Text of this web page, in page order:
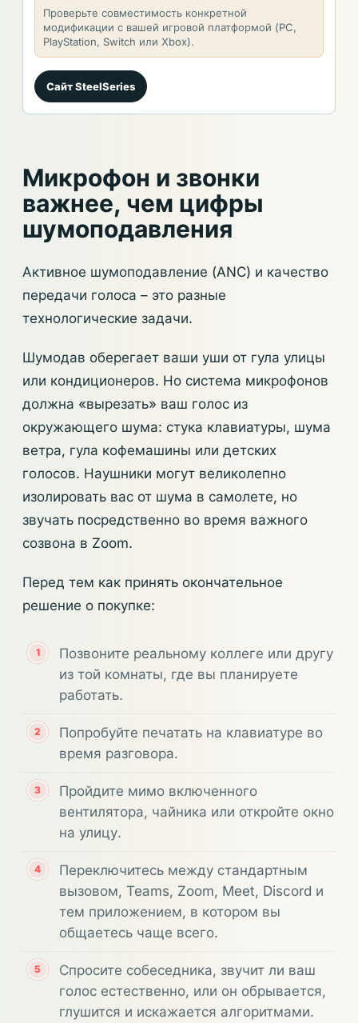
Проверьте совместимость конкретной
модификации с вашей игровой платформой (PC,
PlayStation, Switch или Xbox).
Сайт SteelSeries
Микрофон и звонки
важнее, чем цифры
шумоподавления
Активное шумоподавление (ANC) и качество
передачи голоса – это разные
технологические задачи.
Шумодав оберегает ваши уши от гула улицы
или кондиционеров. Но система микрофонов
должна «вырезать» ваш голос из
окружающего шума: стука клавиатуры, шума
ветра, гула кофемашины или детских
голосов. Наушники могут великолепно
изолировать вас от шума в самолете, но
звучать посредственно во время важного
созвона в Zoom.
Перед тем как принять окончательное
решение о покупке:
Позвоните реальному коллеге или другу
из той комнаты, где вы планируете
работать.
Попробуйте печатать на клавиатуре во
время разговора.
Пройдите мимо включенного
вентилятора, чайника или откройте окно
на улицу.
Переключитесь между стандартным
вызовом, Teams, Zoom, Meet, Discord и
тем приложением, в котором вы
общаетесь чаще всего.
Спросите собеседника, звучит ли ваш
голос естественно, или он обрывается,
глушится и искажается алгоритмами.